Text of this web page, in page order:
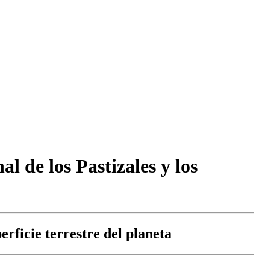
de los Pastizales y los
terrestre del planeta